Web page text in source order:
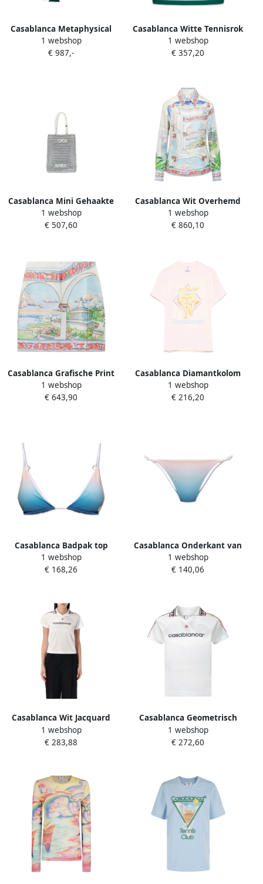
Casablanca Metaphysical
zijden wikkelshirt Green
Dames
1 webshop
€ 987,-
Casablanca Witte Tennisrok
met Logo Borduursel White
Dames
1 webshop
€ 357,20
Casablanca Mini Gehaakte
Winkelmand Gray Dames
1 webshop
€ 507,60
Casablanca Wit Overhemd
met Verborgen
Knoopsluiting Multicolor
1 webshop
€ 860,10
Casablanca Grafische Print
Mini Rok in Wit Multicolor
Dames
1 webshop
€ 643,90
Casablanca Diamantkolom
T-shirt Roze Pink Dames
1 webshop
€ 216,20
Casablanca Badpak top
Blue Dames
1 webshop
€ 168,26
Casablanca Onderkant van
badpak Blue Dames
1 webshop
€ 140,06
Casablanca Wit Jacquard
Monogram Voetbal T-shirt
White Dames
1 webshop
€ 283,88
Casablanca Geometrisch
Jacquard V-Hals T-Shirt
White Dames
1 webshop
€ 272,60